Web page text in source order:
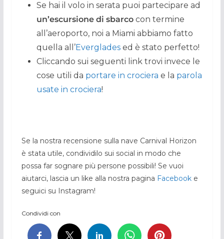
Se hai il volo in serata puoi partecipare ad
un’escursione di sbarcocon termine
all’aeroporto, noi a Miami abbiamo fatto
quella all’Evergladesed è stato perfetto!
Cliccando sui seguenti link trovi invece le
cose utili da portare in crociera e la parola
usate in crociera!
Se la nostra recensione sulla nave Carnival Horizon
è stata utile, condividilo sui social in modo che
possa far sognare più persone possibili! Se vuoi
aiutarci, lascia un like alla nostra pagina Facebooke
seguici su Instagram!
Condividi con